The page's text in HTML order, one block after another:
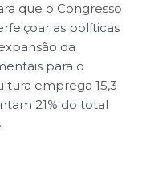
que o Congresso
as políticas
da
para o
emprega 15,3
21% do total